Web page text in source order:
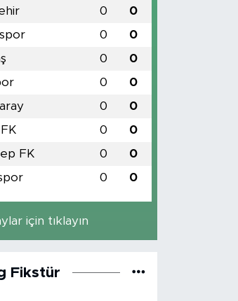
0 0
0 0
0 0
0 0
0 0
0 0
FK 0 0
0 0
için tıklayın
Fikstür